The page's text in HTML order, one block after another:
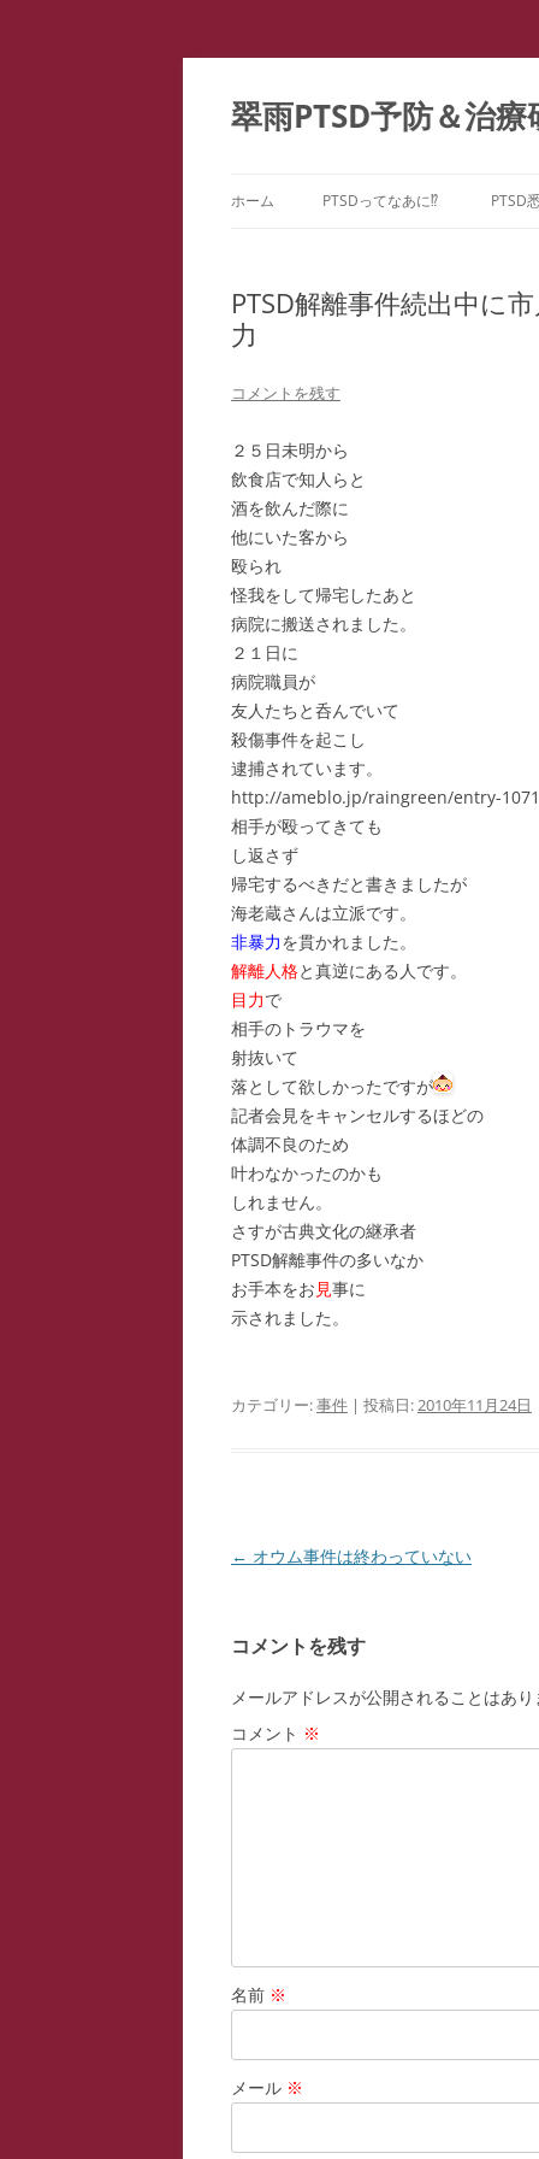
コ
テ
ン
ツ
ッ
翠雨PTSD予防＆治療
ホーム PTSDってなあに⁉
こころのケア ＝ PTSD予防
PTSD
PTSD解離事件続出中に
力
コメントを残す
２５日未明から
飲食店で知人らと
酒を飲んだ際に
他にいた客から
殴られ
怪我をして帰宅したあと
病院に搬送されました。
２１日に
病院職員が
友人たちと呑んでいて
殺傷事件を起こし
逮捕されています。
http://ameblo.jp/raingreen/entry-
相手が殴ってきても
し返さず
帰宅するべきだと書きましたが
海老蔵さんは立派です。
非暴力を貫かれました。
解離人格と真逆にある人です。
目力で
相手のトラウマを
射抜いて
落として欲しかったですが
記者会見をキャンセルするほどの
体調不良のため
叶わなかったのかも
しれません。
さすが古典文化の継承者
PTSD解離事件の多いなか
お手本をお 見事に
示されました。
カテゴリー:事件 | 投稿日:2010年11月24日
投
ビ
ゲ
ー
シ
← オウム事件は終わっていない
コメントを残す
メールアドレスが公開されることはあ
コメント ※
名前 ※
メール ※